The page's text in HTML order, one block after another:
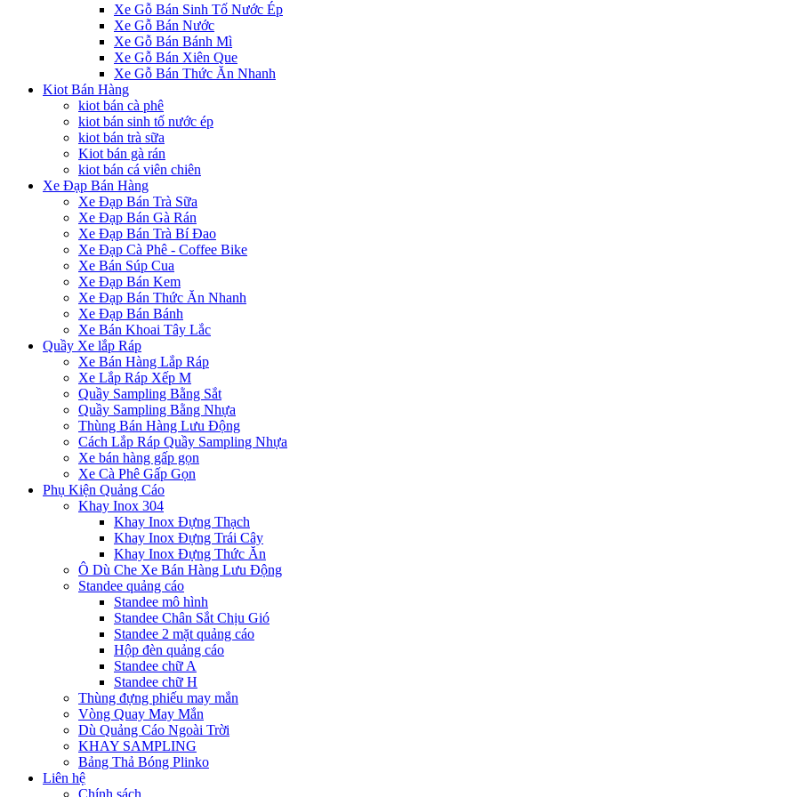
Xe Gỗ Bán Sinh Tố Nước Ép
Xe Gỗ Bán Nước
Xe Gỗ Bán Bánh Mì
Xe Gỗ Bán Xiên Que
Xe Gỗ Bán Thức Ăn Nhanh
Kiot Bán Hàng
kiot bán cà phê
kiot bán sinh tố nước ép
kiot bán trà sữa
Kiot bán gà rán
kiot bán cá viên chiên
Xe Đạp Bán Hàng
Xe Đạp Bán Trà Sữa
Xe Đạp Bán Gà Rán
Xe Đạp Bán Trà Bí Đao
Xe Đạp Cà Phê - Coffee Bike
Xe Bán Súp Cua
Xe Đạp Bán Kem
Xe Đạp Bán Thức Ăn Nhanh
Xe Đạp Bán Bánh
Xe Bán Khoai Tây Lắc
Quầy Xe lắp Ráp
Xe Bán Hàng Lắp Ráp
Xe Lắp Ráp Xếp M
Quầy Sampling Bằng Sắt
Quầy Sampling Bằng Nhựa
Thùng Bán Hàng Lưu Động
Cách Lắp Ráp Quầy Sampling Nhựa
Xe bán hàng gấp gọn
Xe Cà Phê Gấp Gọn
Phụ Kiện Quảng Cáo
Khay Inox 304
Khay Inox Đựng Thạch
Khay Inox Đựng Trái Cây
Khay Inox Đựng Thức Ăn
Ô Dù Che Xe Bán Hàng Lưu Động
Standee quảng cáo
Standee mô hình
Standee Chân Sắt Chịu Gió
Standee 2 mặt quảng cáo
Hộp đèn quảng cáo
Standee chữ A
Standee chữ H
Thùng đựng phiếu may mắn
Vòng Quay May Mắn
Dù Quảng Cáo Ngoài Trời
KHAY SAMPLING
Bảng Thả Bóng Plinko
Liên hệ
Chính sách